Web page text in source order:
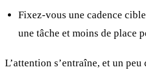
Fixez-vous une cadence
une tâche et moins de place
L’attention s’entraîne, et un